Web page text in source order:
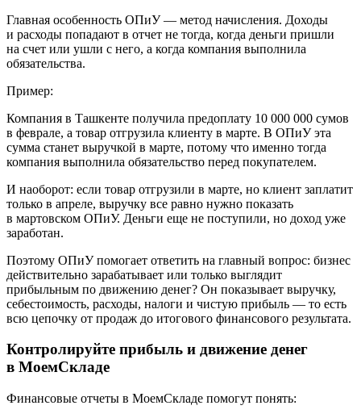
Главная особенность ОПиУ — метод начисления. Доходы
и расходы попадают в отчет не тогда, когда деньги пришли
на счет или ушли с него, а когда компания выполнила
обязательства.
Пример:
Компания в Ташкенте получила предоплату 10 000 000 сумов
в феврале, а товар отгрузила клиенту в марте. В ОПиУ эта
сумма станет выручкой в марте, потому что именно тогда
компания выполнила обязательство перед покупателем.
И наоборот: если товар отгрузили в марте, но клиент заплатит
только в апреле, выручку все равно нужно показать
в мартовском ОПиУ. Деньги еще не поступили, но доход уже
заработан.
Поэтому ОПиУ помогает ответить на главный вопрос: бизнес
действительно зарабатывает или только выглядит
прибыльным по движению денег? Он показывает выручку,
себестоимость, расходы, налоги и чистую прибыль — то есть
всю цепочку от продаж до итогового финансового результата.
Контролируйте прибыль и движение денег
в МоемСкладе
Финансовые отчеты в МоемСкладе помогут понять: